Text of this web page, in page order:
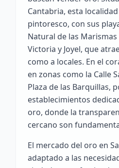
Cantabria, esta
pintoresco, con sus
Natural de las Marismas
Victoria y Joyel, que
como a locales. En el
en zonas como la Calle
Plaza de las Barquillas,
establecimientos
oro, donde la
cercano son
El mercado del oro en
adaptado a las